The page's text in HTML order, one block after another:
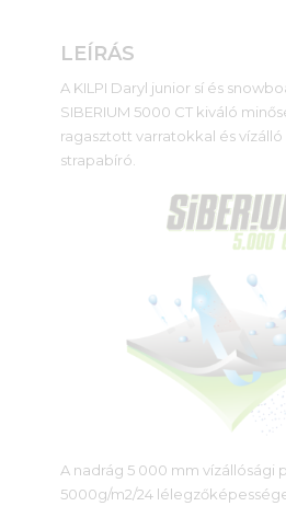
LEÍRÁS
A KILPI Daryl junior sí és
SIBERIUM 5000 CT kiváló
ragasztott varratokkal és
strapabíró.
A nadrág 5 000 mm vízállósági
5000g/m2/24